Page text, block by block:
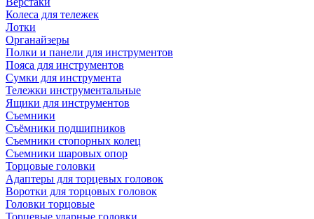
Колеса для тележек
Лотки
Органайзеры
Полки и панели для инструментов
Пояса для инструментов
Сумки для инструмента
Тележки инструментальные
Ящики для инструментов
Съемники
Съёмники подшипников
Съемники стопорных колец
Съемники шаровых опор
Торцовые головки
Адаптеры для торцевых головок
Воротки для торцовых головок
Головки торцовые
Торцевые ударные головки